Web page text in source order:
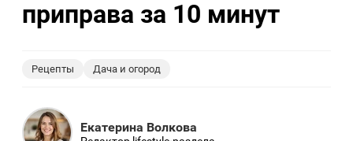
приправа за 10 минут
Рецепты Дача и огород
Екатерина Волкова